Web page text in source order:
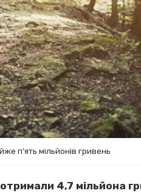
п’ять мільйонів гривень
4,7 мільйона